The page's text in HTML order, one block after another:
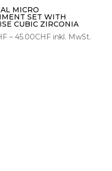
MICRO
SET WITH
CUBIC ZIRCONIA
–45.00CHFPreisspanne:
inkl. MwSt.